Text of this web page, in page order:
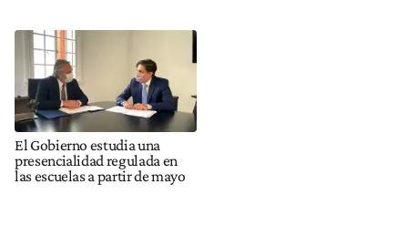
El Gobierno estudia una
presencialidad regulada en
las escuelas a partir de mayo